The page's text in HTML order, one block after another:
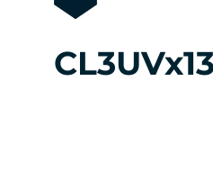
CL3UVx13